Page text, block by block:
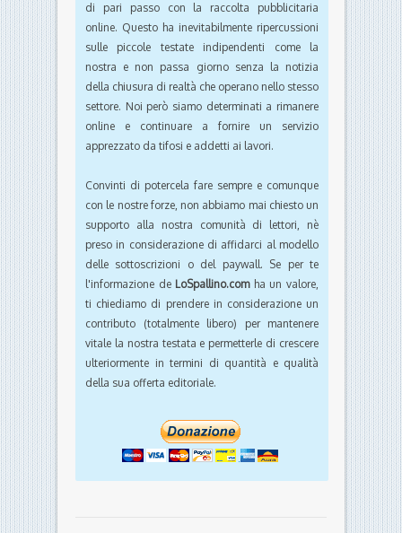
di pari passo con la raccolta pubblicitaria
online. Questo ha inevitabilmente ripercussioni
sulle piccole testate indipendenti come la
nostra e non passa giorno senza la notizia
della chiusura di realtà che operano nello stesso
settore. Noi però siamo determinati a rimanere
online e continuare a fornire un servizio
apprezzato da tifosi e addetti ai lavori.
Convinti di potercela fare sempre e comunque
con le nostre forze, non abbiamo mai chiesto un
supporto alla nostra comunità di lettori, nè
preso in considerazione di affidarci al modello
delle sottoscrizioni o del paywall. Se per te
l'informazione de LoSpallino.comha un valore,
ti chiediamo di prendere in considerazione un
contributo (totalmente libero) per mantenere
vitale la nostra testata e permetterle di crescere
ulteriormente in termini di quantità e qualità
della sua offerta editoriale.